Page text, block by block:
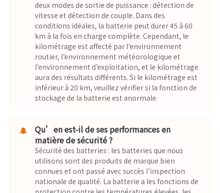
deux modes de sortie de puissance : détection de
vitesse et détection de couple. Dans des
conditions idéales, la batterie peut durer 45 à 60
km à la fois en charge complète. Cependant, le
kilométrage est affecté par l'environnement
routier, l'environnement météorologique et
l'environnement d'exploitation, et le kilométrage
aura des résultats différents. Si le kilométrage est
inférieur à 20 km, veuillez vérifier si la fonction de
stockage de la batterie est anormale.
Qu’en est-il de ses performances en
matière de sécurité ?
Sécurité des batteries : les batteries que nous
utilisons sont des produits de marque bien
connues et ont passé avec succès l'inspection
nationale de qualité. La batterie a les fonctions de